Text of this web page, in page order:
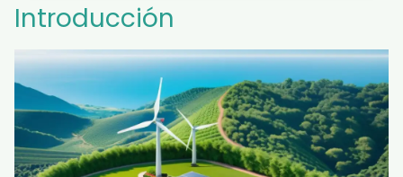
Introducción